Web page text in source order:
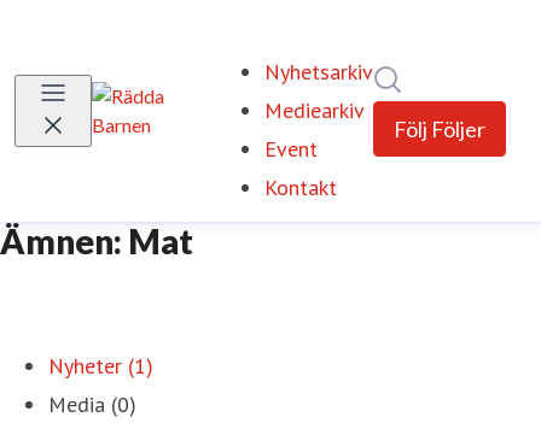
Nyhetsarkiv
Mediearkiv
Event
Kontakt
Följ Följer
Ämnen: Mat
Nyheter (1)
Media (0)